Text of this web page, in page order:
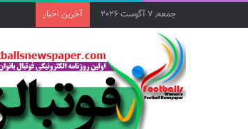
جمعه, 7 آگوست 2026 آخرین اخبار